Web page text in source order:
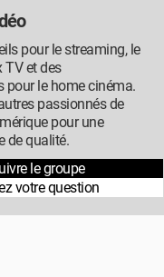
pour le streaming, le
TV et des
pour le home cinéma.
passionnés de
pour une
de qualité.
le groupe
votre question